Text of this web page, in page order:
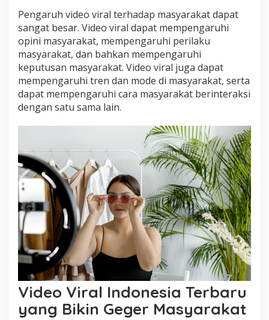
Pengaruh video viral terhadap masyarakat dapat
sangat besar. Video viral dapat mempengaruhi
opini masyarakat, mempengaruhi perilaku
masyarakat, dan bahkan mempengaruhi
keputusan masyarakat. Video viral juga dapat
mempengaruhi tren dan mode di masyarakat, serta
dapat mempengaruhi cara masyarakat berinteraksi
dengan satu sama lain.
Video Viral Indonesia Terbaru
yang Bikin Geger Masyarakat